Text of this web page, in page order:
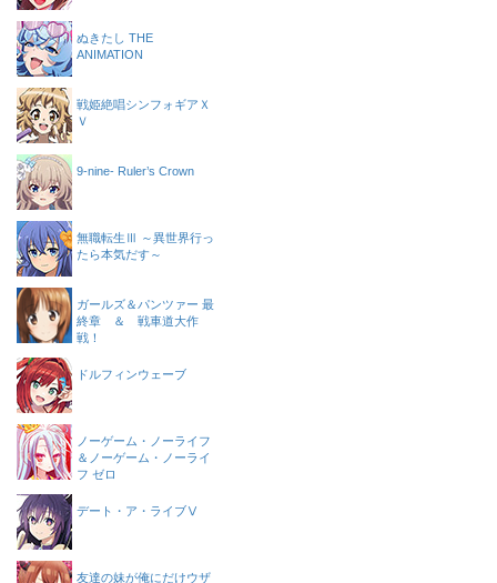
ぬきたし THE
ANIMATION
戦姫絶唱シンフォギアＸ
Ｖ
9-nine- Ruler’s Crown
無職転生Ⅲ ～異世界行っ
たら本気だす～
ガールズ＆パンツァー 最
終章 ＆ 戦車道大作
戦！
ドルフィンウェーブ
ノーゲーム・ノーライフ
＆ノーゲーム・ノーライ
フ ゼロ
デート・ア・ライブⅤ
友達の妹が俺にだけウザ